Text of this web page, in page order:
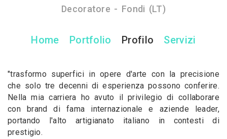
Decoratore - Fondi (LT)
Home Portfolio Profilo Servizi
​"trasformo superfici in opere d'arte con la precisione
che solo tre decenni di esperienza possono conferire.
Nella mia carriera ho avuto il privilegio di collaborare
con brand di fama internazionale e aziende leader,
portando l'alto artigianato italiano in contesti di
prestigio.